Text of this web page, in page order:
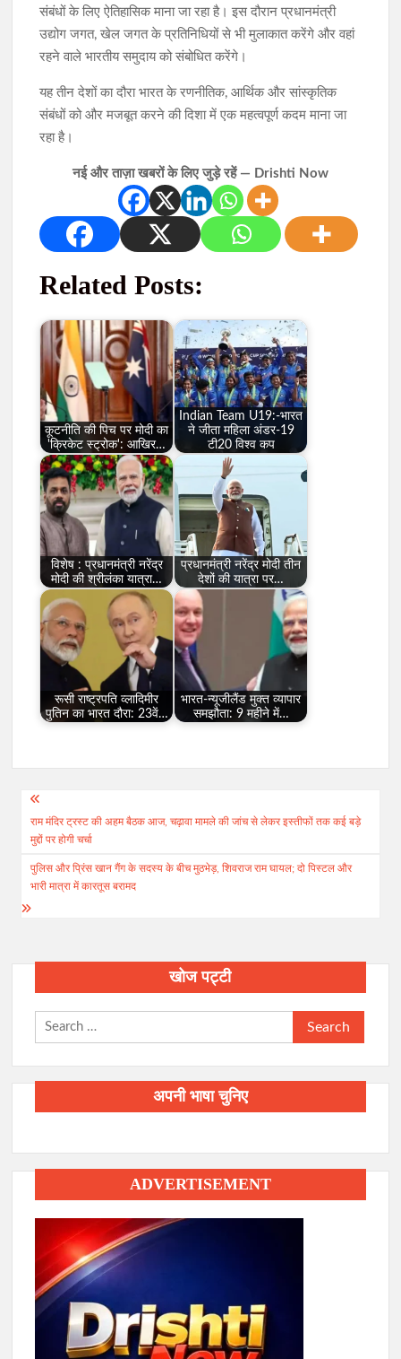
संबंधों के लिए ऐतिहासिक माना जा रहा है। इस दौरान प्रधानमंत्री
उद्योग जगत, खेल जगत के प्रतिनिधियों से भी मुलाकात करेंगे और वहां
रहने वाले भारतीय समुदाय को संबोधित करेंगे।
यह तीन देशों का दौरा भारत के रणनीतिक, आर्थिक और सांस्कृतिक
संबंधों को और मजबूत करने की दिशा में एक महत्वपूर्ण कदम माना जा
रहा है।
नई और ताज़ा खबरों के लिए जुड़े रहें — Drishti Now
Related Posts:
कूटनीति की पिच पर मोदी का
'क्रिकेट स्ट्रोक': आखिर…
Indian Team U19:-भारत
ने जीता महिला अंडर-19
टी20 विश्व कप
विशेष : प्रधानमंत्री नरेंद्र
मोदी की श्रीलंका यात्रा…
प्रधानमंत्री नरेंद्र मोदी तीन
देशों की यात्रा पर…
रूसी राष्ट्रपति व्लादिमीर
पुतिन का भारत दौरा: 23वें…
भारत-न्यूजीलैंड मुक्त व्यापार
समझौता: 9 महीने में…
Post
navigation
राम मंदिर ट्रस्ट की अहम बैठक आज, चढ़ावा मामले की जांच से लेकर इस्तीफों तक कई बड़े
मुद्दों पर होगी चर्चा
पुलिस और प्रिंस खान गैंग के सदस्य के बीच मुठभेड़, शिवराज राम घायल; दो पिस्टल और
भारी मात्रा में कारतूस बरामद
खोज पट्टी
Search
for:
अपनी भाषा चुनिए
ADVERTISEMENT